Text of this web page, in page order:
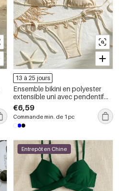
13 à 25 jours
Ensemble bikini en polyester
extensible uni avec pendentif
coquillage, prêt pour les
vacances
€6,59
Commande min. de 1 pc
Entrepôt en Chine